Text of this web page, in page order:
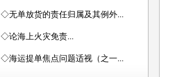
◇无单放货的责任归属及其例外...
◇论海上火灾免责...
◇海运提单焦点问题适视（之一...